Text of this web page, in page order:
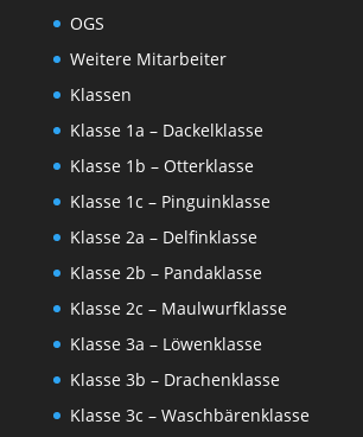
OGS
Weitere Mitarbeiter
Klassen
Klasse 1a – Dackelklasse
Klasse 1b – Otterklasse
Klasse 1c – Pinguinklasse
Klasse 2a – Delfinklasse
Klasse 2b – Pandaklasse
Klasse 2c – Maulwurfklasse
Klasse 3a – Löwenklasse
Klasse 3b – Drachenklasse
Klasse 3c – Waschbärenklasse